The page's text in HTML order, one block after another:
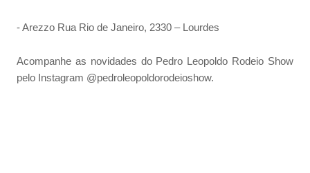
- Arezzo Rua Rio de Janeiro, 2330 – Lourdes
Acompanhe as novidades do Pedro Leopoldo Rodeio Show
pelo Instagram @pedroleopoldorodeioshow.